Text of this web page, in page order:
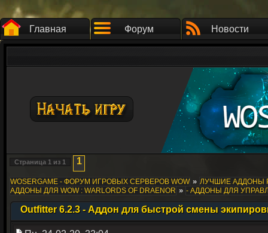
Главная Форум Новости
Страница 1 из 1 1
WOSERGAME - ФОРУМ ИГРОВЫХ СЕРВЕРОВ WOW » ЛУЧШИЕ АДДОНЫ
АДДОНЫ ДЛЯ WOW : WARLORDS OF DRAENOR » - АДДОНЫ ДЛЯ
Outfitter 6.2.3 - Аддон для быстрой смены